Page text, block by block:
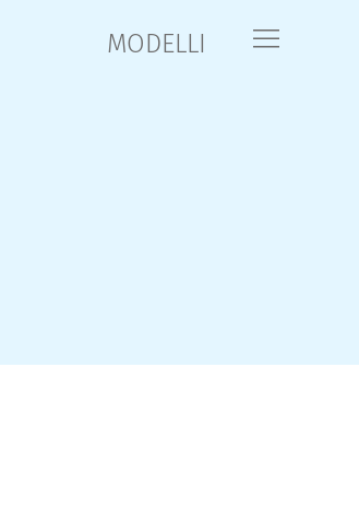
MODELLI